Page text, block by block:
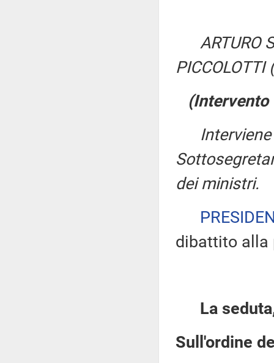
ARTURO
PICCOLOTTI
(Intervento
dei ministri.
dibattito alla
La
Sull'ordine